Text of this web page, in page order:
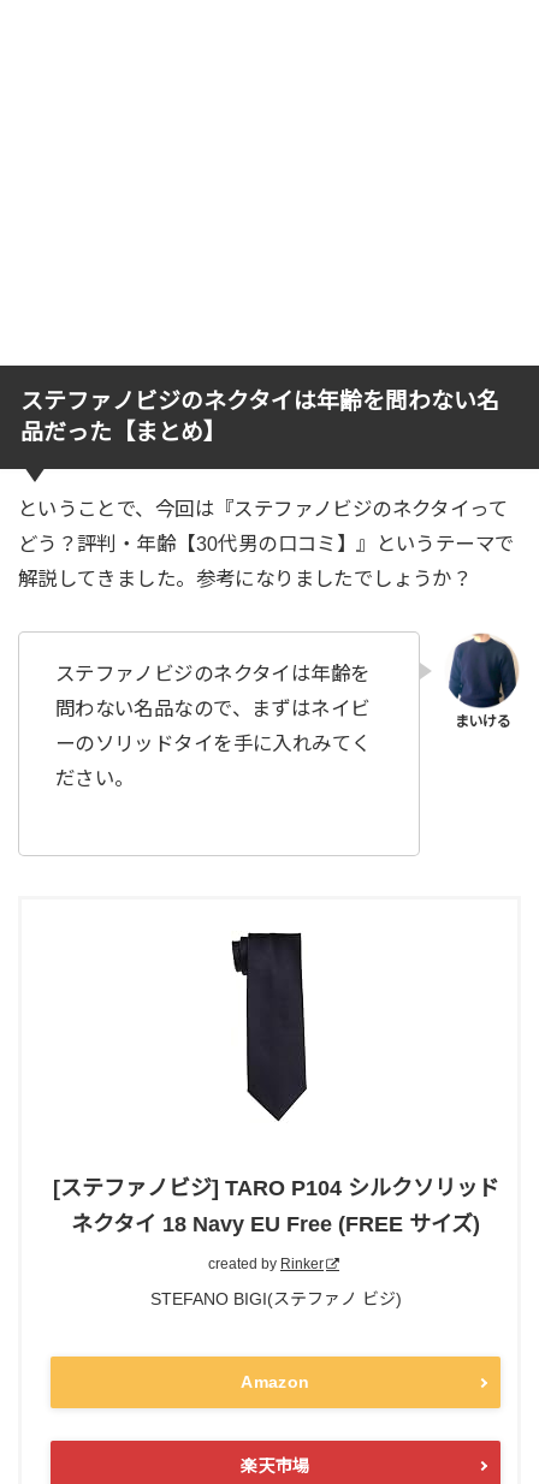
ステファノビジのネクタイは年齢を問わない名
品だった【まとめ】
ということで、今回は『ステファノビジのネクタイって
どう？評判・年齢【30代男の口コミ】』というテーマで
解説してきました。参考になりましたでしょうか？
ステファノビジのネクタイは年齢を
問わない名品なので、まずはネイビ
ーのソリッドタイを手に入れみてく
ださい。
[ステファノビジ] TARO P104 シルクソリッド
ネクタイ 18 Navy EU Free (FREE サイズ)
created by Rinker
STEFANO BIGI(ステファノ ビジ)
Amazon
楽天市場